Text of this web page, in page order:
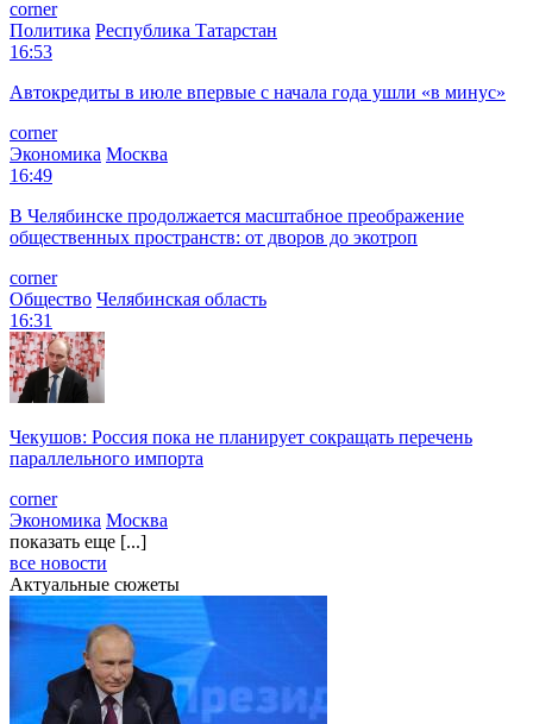
corner
Политика Республика Татарстан
16:53
Автокредиты в июле впервые с начала года ушли «в минус»
corner
Экономика Москва
16:49
В Челябинске продолжается масштабное преображение
общественных пространств: от дворов до экотроп
corner
Общество Челябинская область
16:31
Чекушов: Россия пока не планирует сокращать перечень
параллельного импорта
corner
Экономика Москва
показать еще [...]
все новости
Актуальные сюжеты